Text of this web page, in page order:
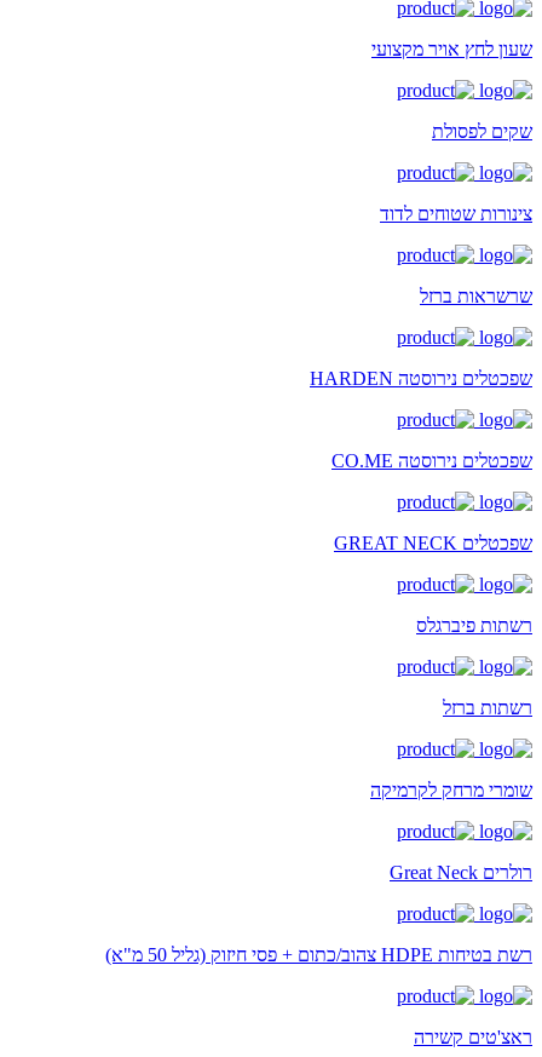
שעון לחץ אויר מקצועי
שקים לפסולת
צינורות שטוחים לדוד
שרשראות ברזל
שפכטלים נירוסטה HARDEN
שפכטלים נירוסטה CO.ME
שפכטלים GREAT NECK
רשתות פיברגלס
רשתות ברזל
שומרי מרחק לקרמיקה
רולרים Great Neck
רשת בטיחות HDPE צהוב/כתום + פסי חיזוק (גליל 50 מ"א)
ראצ'טים קשירה